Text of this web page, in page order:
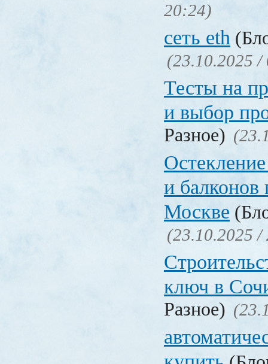
20:24)
сеть eth
(23.10.2025 /
Тесты на
и выбор
Разное)
и
Москве
(23.10.2025 /
ключ в
Разное)